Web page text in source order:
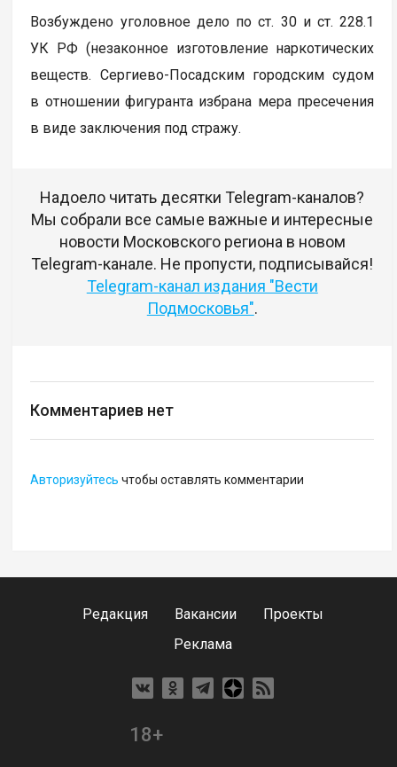
Возбуждено уголовное дело по ст. 30 и ст. 228.1
УК РФ (незаконное изготовление наркотических
веществ. Сергиево-Посадским городским судом
в отношении фигуранта избрана мера пресечения
в виде заключения под стражу.
Надоело читать десятки Telegram-каналов?
Мы собрали все самые важные и интересные
новости Московского региона в новом
Telegram-канале. Не пропусти, подписывайся!
Telegram-канал издания "Вести
Подмосковья".
Комментариев нет
Авторизуйтесь чтобы оставлять комментарии
Редакция Вакансии
Проекты
Реклама
18+